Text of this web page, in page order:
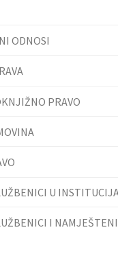
ODNOSI
PRAVO
U
I